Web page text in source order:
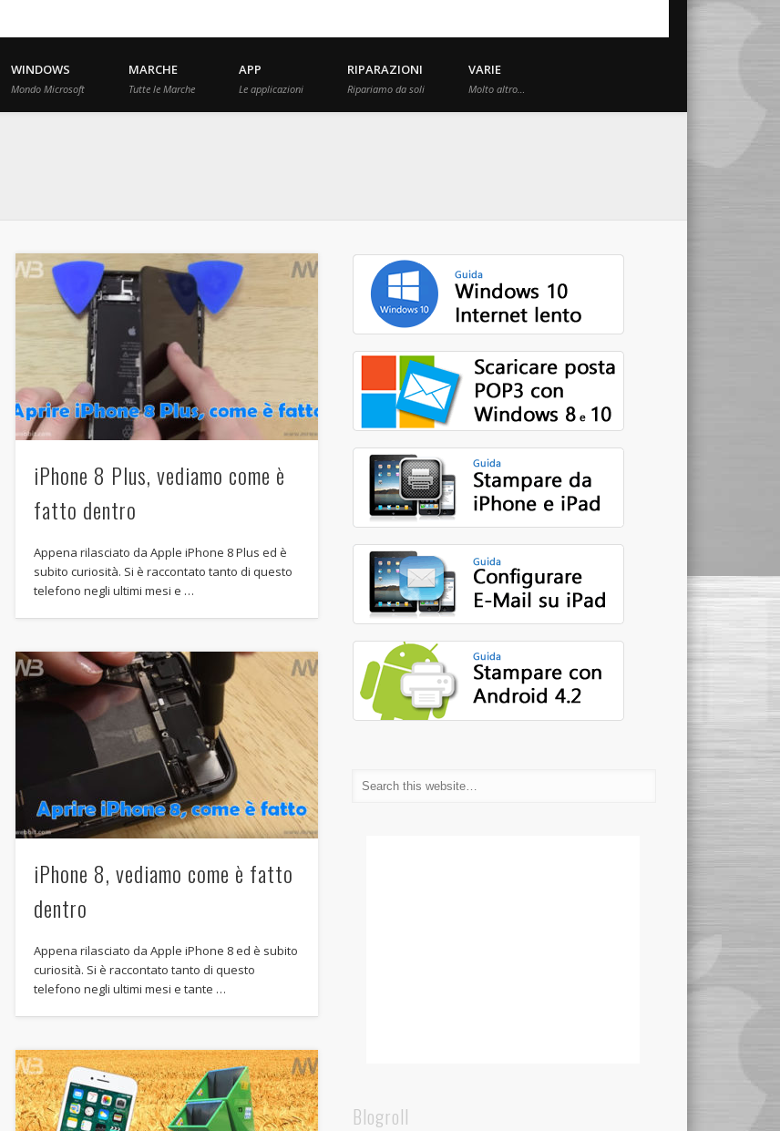
WINDOWS
Mondo Microsoft
MARCHE
Tutte le Marche
APP
Le applicazioni
RIPARAZIONI
Ripariamo da soli
VARIE
Molto altro…
iPhone 8 Plus, vediamo come è
fatto dentro
Appena rilasciato da Apple iPhone 8 Plus ed è
subito curiosità. Si è raccontato tanto di questo
telefono negli ultimi mesi e …
iPhone 8, vediamo come è fatto
dentro
Appena rilasciato da Apple iPhone 8 ed è subito
curiosità. Si è raccontato tanto di questo
telefono negli ultimi mesi e tante …
Blogroll